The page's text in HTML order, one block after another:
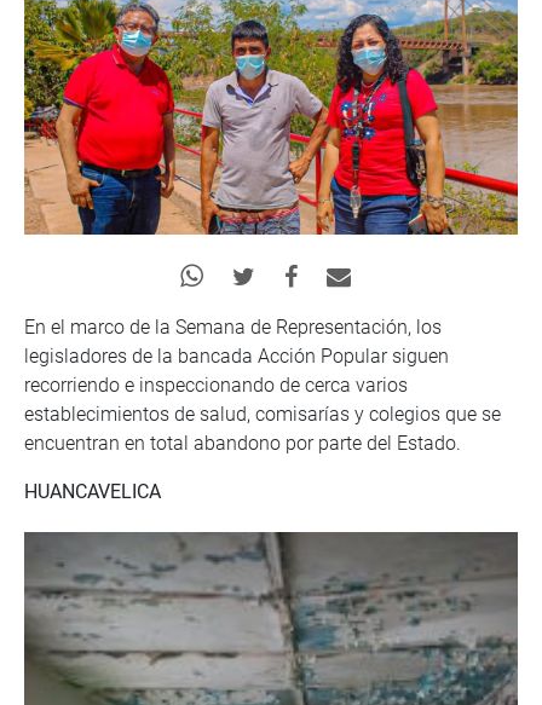
En el marco de la Semana de Representación, los
legisladores de la bancada Acción Popular siguen
recorriendo e inspeccionando de cerca varios
establecimientos de salud, comisarías y colegios que se
encuentran en total abandono por parte del Estado.
HUANCAVELICA